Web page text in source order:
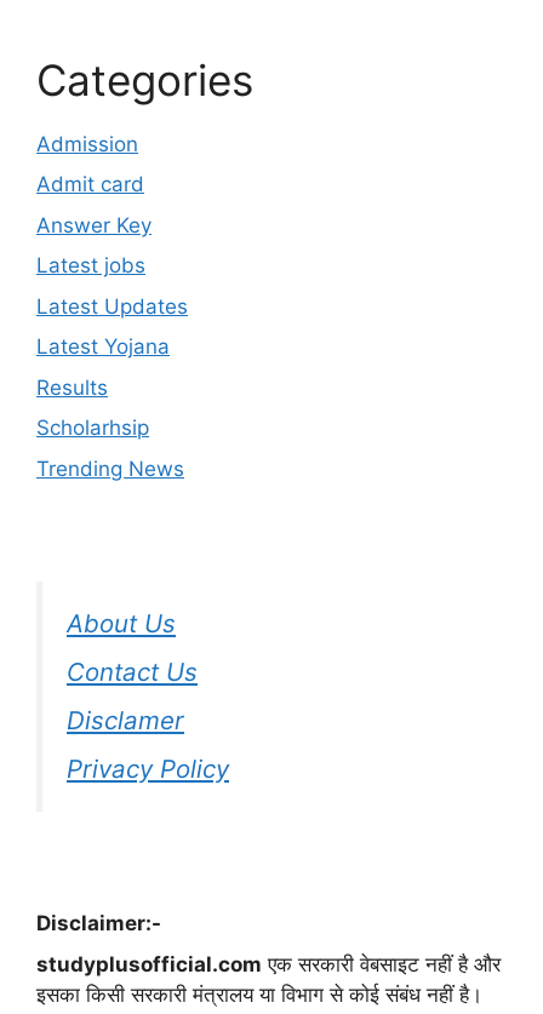
Categories
Admission
Admit card
Answer Key
Latest jobs
Latest Updates
Latest Yojana
Results
Scholarhsip
Trending News
About Us
Contact Us
Disclamer
Privacy Policy
Disclaimer:-
studyplusofficial.com एक सरकारी वेबसाइट नहीं है और
इसका किसी सरकारी मंत्रालय या विभाग से कोई संबंध नहीं है।